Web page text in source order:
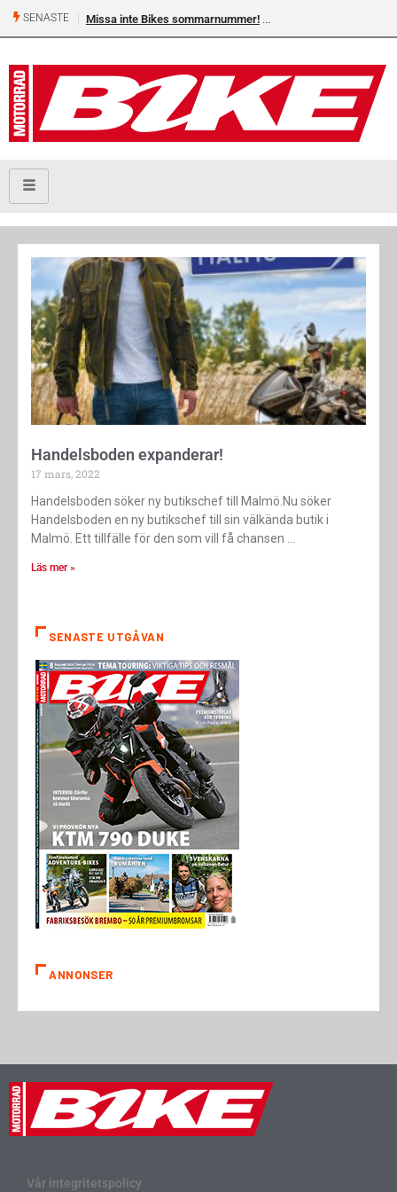
SENASTE Missa inte Bikes sommarnummer!
Handelsboden expanderar!
17 mars, 2022
Handelsboden söker ny butikschef till Malmö.Nu söker
Handelsboden en ny butikschef till sin välkända butik i
Malmö. Ett tillfälle för den som vill få chansen
Läs mer »
SENASTE UTGÅVAN
ANNONSER
Vår integritetspolicy